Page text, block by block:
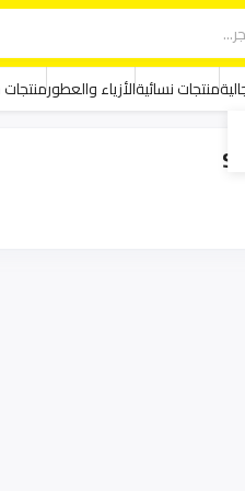
منتجات نسائيةالأزياء والعطورمنتجات